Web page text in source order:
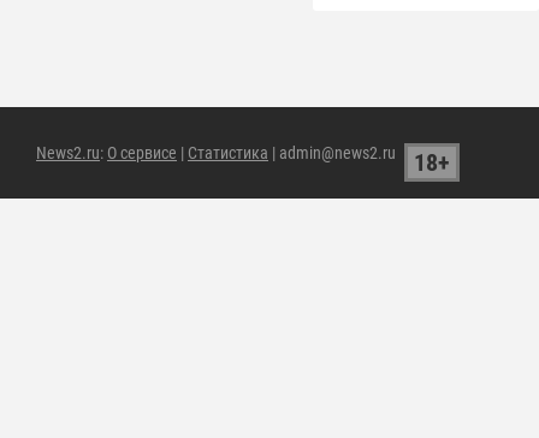
News2.ru: О сервисе | Статистика | admin@news2.ru 18+